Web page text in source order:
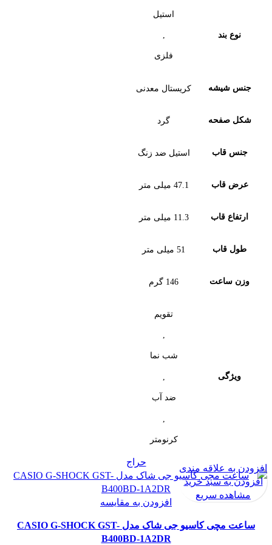
نوع بند
استیل
فلزی
جنس شیشه کریستال معدنی
شکل صفحه گرد
جنس قاب استیل ضد زنگ
عرض قاب 47.1 میلی متر
ارتفاع قاب 11.3 میلی متر
طول قاب 51 میلی متر
وزن ساعت 146 گرم
ویژگی
تقویم
شب‌ نما
ضد آب
کرنومتر
حراج
افزودن به مقایسه
ساعت مچی کاسیو جی شاک مدل CASIO G-SHOCK GST-
B400BD-1A2DR
افزودن به علاقه مندی
افزودن به سبد خرید
مشاهده سریع